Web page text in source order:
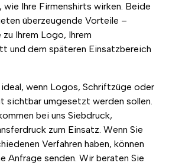
wie Ihre Firmenshirts wirken. Beide
überzeugende Vorteile –
Ihrem Logo, Ihrem
und dem späteren Einsatzbereich
wenn Logos, Schriftzüge oder
sichtbar umgesetzt werden sollen.
bei uns Siebdruck,
zum Einsatz. Wenn Sie
Verfahren haben, können
Anfrage senden. Wir beraten Sie